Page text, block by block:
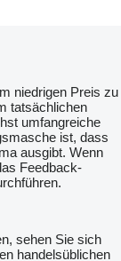
niedrigen Preis zu
tatsächlichen
umfangreiche
ist, dass
ausgibt. Wenn
Feedback-
sehen Sie sich
handelsüblichen